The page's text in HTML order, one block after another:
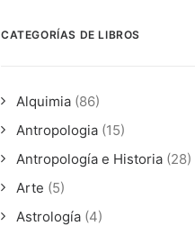
CATEGORÍAS DE LIBROS
Alquimia (86)
Antropologia (15)
Antropología e Historia (28)
Arte (5)
Astrología (4)